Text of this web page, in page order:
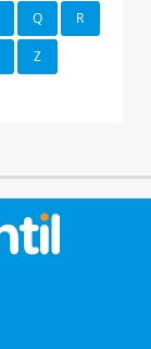
Q R
Z